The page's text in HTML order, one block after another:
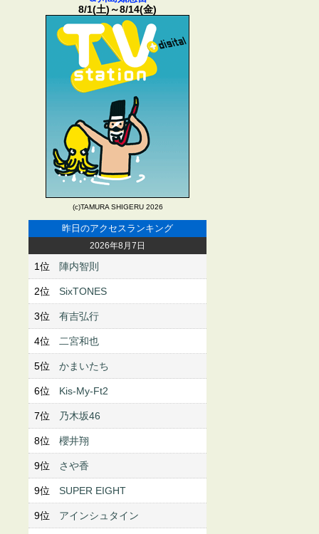
8/1(土)～8/14(金)
(c)TAMURA SHIGERU 2026
昨日のアクセスランキング
2026年8月7日
1位 陣内智則
2位 SixTONES
3位 有吉弘行
4位 二宮和也
5位 かまいたち
6位 Kis-My-Ft2
7位 乃木坂46
8位 櫻井翔
9位 さや香
9位 SUPER EIGHT
9位 アインシュタイン